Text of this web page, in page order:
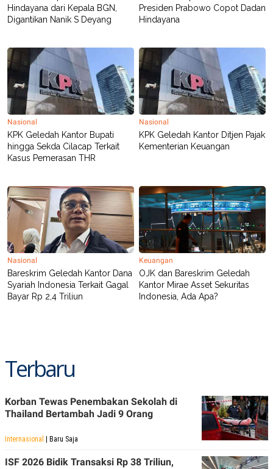
RT
S
G
M
E
I
.
I
D
SITEMAPPROFILETERM
OF
USE
PEDOMAN
PEMBERITAAN
SIBER
PRIVACY
POLICY
Hindayana dari Kepala BGN,
Digantikan Nanik S Deyang
Presiden Prabowo Copot Dadan
Hindayana
Nasional
KPK Geledah Kantor Bupati
hingga Sekda Cilacap Terkait
Kasus Pemerasan THR
Nasional
KPK Geledah Kantor Ditjen Pajak
Kementerian Keuangan
Nasional
Bareskrim Geledah Kantor Dana
Syariah Indonesia Terkait Gagal
Bayar Rp 2,4 Triliun
Keuangan
OJK dan Bareskrim Geledah
Kantor Mirae Asset Sekuritas
Indonesia, Ada Apa?
Terbaru
Korban Tewas Penembakan Sekolah di
Thailand Bertambah Jadi 9 Orang
Internasional | Baru Saja
ISF 2026 Bidik Transaksi Rp 38 Triliun,